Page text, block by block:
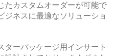
たカスタムオーダーが可能で
ジネスに最適なソリューショ
ターパッケージ用インサート